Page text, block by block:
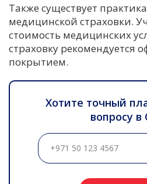
Также существует
медицинской страховки.
стоимость медицинских
страховку рекомендуется
покрытием.
Хотите точный
вопросу в